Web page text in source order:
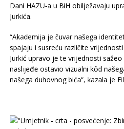
Dani HAZU-a u BiH obilježavaju
Jurkića.
“Akademija je čuvar našega
spajaju i susreću različite
Jurkić upravo je te vrijednosti
naslijeđe ostavio vizualni kôd
našega duhovnog bića”, kazala je